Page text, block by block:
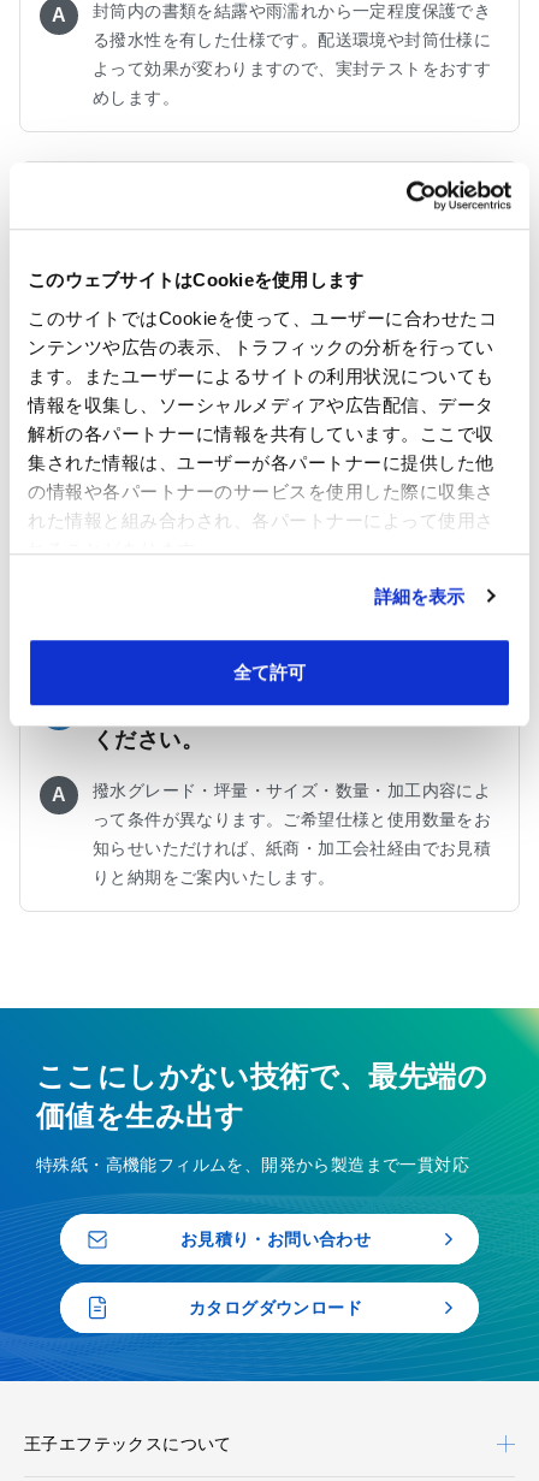
このウェブサイトはCookieを使用します
このサイトではCookieを使って、ユーザーに合わせたコ
ンテンツや広告の表示、トラフィックの分析を行ってい
ます。またユーザーによるサイトの利用状況についても
情報を収集し、ソーシャルメディアや広告配信、データ
解析の各パートナーに情報を共有しています。ここで収
集された情報は、ユーザーが各パートナーに提供した他
の情報や各パートナーのサービスを使用した際に収集さ
れた情報と組み合わされ、各パートナーによって使用さ
れることがあります。
詳細を表示
全て許可
A
封筒内の書類を結露や雨濡れから一定程度保護でき
る撥水性を有した仕様です。配送環境や封筒仕様に
よって効果が変わりますので、実封テストをおすす
めします。
坪量やサイズ、加工方法のバリエーショ
ンはありますか？
A
封筒・包装用途に適した坪量を中心に、ロール・平
判の両仕様で展開しています。印刷有無や封筒加工
との相性も考慮したラインナップですので、具体的
な仕様希望をお知らせください。
Q
環境規制（RoHS・REACH等）への対応
状況を教えてください。
A
個別の規制適合証明やAIS（安全データシート）が
Q
最小ロット・納期・価格の目安を教えて
ください。
A
撥水グレード・坪量・サイズ・数量・加工内容によ
って条件が異なります。ご希望仕様と使用数量をお
知らせいただければ、紙商・加工会社経由でお見積
りと納期をご案内いたします。
ここにしかない技術で、最先端の
価値を生み出す
特殊紙・高機能フィルムを、開発から製造まで一貫対応
お見積り・お問い合わせ
カタログダウンロード
王子エフテックスについて